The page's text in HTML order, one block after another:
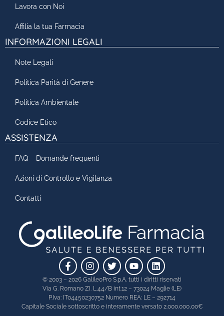
© 2003 – 2026 GalileoPro S.p.A. tutti i diritti riservati
Via G. Romano ZI. L.44/B int.12 – 73024 Maglie (LE)
P.Iva: IT04450230752 Numero REA: LE – 292714
Capitale Sociale sottoscritto e interamente versato 2.000.000,00€
Lavora con Noi
Affilia la tua Farmacia
INFORMAZIONI LEGALI
Note Legali
Politica Parità di Genere
Politica Ambientale
Codice Etico
ASSISTENZA
FAQ – Domande frequenti
Azioni di Controllo e Vigilanza
Contatti